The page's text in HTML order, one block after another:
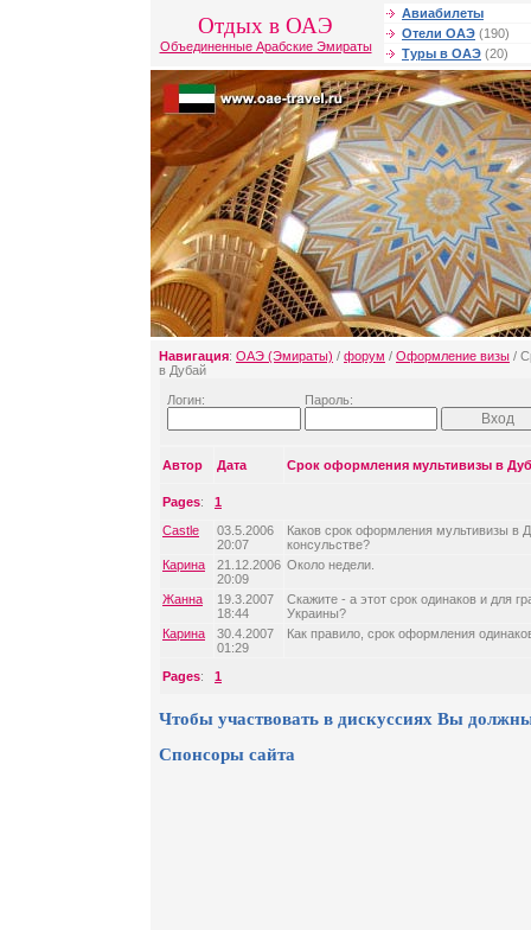
Отдых в ОАЭ
Объединенные Арабские Эмираты
Авиабилеты
Отели ОАЭ (190)
Туры в ОАЭ (20)
Навигация: ОАЭ (Эмираты) / форум / Оформление визы /
в Дубай
Логин: Пароль:
Автор Дата Срок оформления мультивизы в
Pages: 1
Castle
03.5.2006
20:07
Каков срок оформления мультивизы в
консульстве?
Карина
21.12.2006
20:09
Около недели.
Жанна
19.3.2007
18:44
Cкажите - а этот срок одинаков и для
Украины?
Карина
30.4.2007
01:29
Как правило, срок оформления
Pages: 1
Чтобы участвовать в дискуссиях Вы
Спонсоры сайта